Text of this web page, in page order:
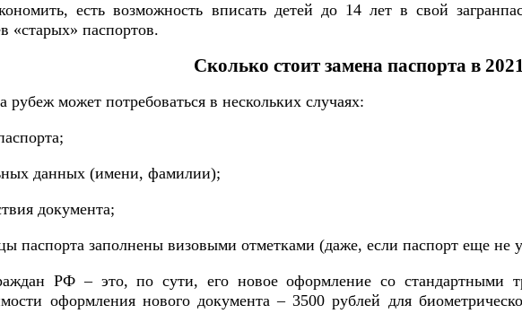
есть возможность вписать детей до 14 лет в свой
«старых» паспортов.
Сколько стоит замена паспорта в
рубеж может потребоваться в нескольких случаях:
данных (имени, фамилии);
документа;
паспорта заполнены визовыми отметками (даже, если паспорт еще не
РФ – это, по сути, его новое оформление со стандартными
оформления нового документа – 3500 рублей для